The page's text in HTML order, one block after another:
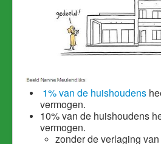
1% van de huishoudens
vermogen.
10% van de huishoudens
vermogen.
zonder de verlaging